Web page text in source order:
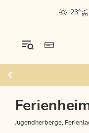
23°
Jugendherberge,